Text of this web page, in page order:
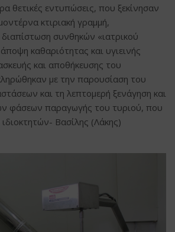
θετικές εντυπώσεις, που ξεκίνησαν
κτιριακή γραμμή,
συνθηκών «ιατρικού
καθαριότητας και υγιεινής
και αποθήκευσης του
με την παρουσίαση του
και τη λεπτομερή ξενάγηση και
φάσεων παραγωγής του τυριού, που
Βασίλης (Λάκης)